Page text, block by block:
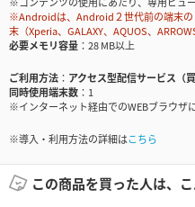
※Androidは、Android２世代前の端末の
末（Xperia、GALAXY、AQUOS、
必要メモリ容量
28 MB以上
ご利用方法
アクセス型配信サービス（買
同時使用端末数
1
※インターネット経由でのWEBブラウザ
※導入・利用方法の詳細はこちら
この商品を買った人は、